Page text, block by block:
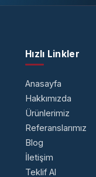
Hızlı Linkler
Anasayfa
Hakkımızda
Ürünlerimiz
Referanslarımız
Blog
İletişim
Teklif Al